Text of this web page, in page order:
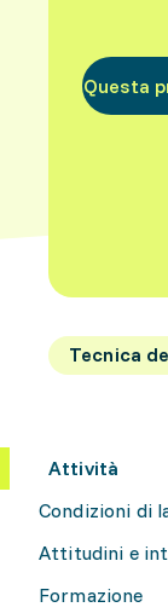
Questa
Tecnica
Attività
Condizioni di
Attitudini e
Formazione